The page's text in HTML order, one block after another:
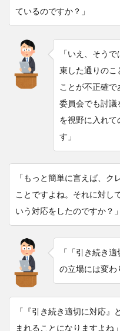
ているのですか？」
「いえ、そう
束した通りの
ことが不正確
委員会でも討議
を視野に入れ
す」
「もっと簡単に言えば、ク
ことですよね。それに対し
いう対応をしたのですか？」
「「引き続き
の立場には変わ
「『引き続き適切に対応』
まれることになりますよね」